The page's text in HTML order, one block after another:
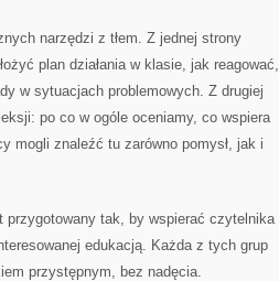
narzędzi z tłem. Z jednej strony
plan działania w klasie, jak reagować,
w sytuacjach problemowych. Z drugiej
po co w ogóle oceniamy, co wspiera
mogli znaleźć tu zarówno pomysł, jak i
tak, by wspierać czytelnika
edukacją. Każda z tych grup
przystępnym, bez nadęcia.